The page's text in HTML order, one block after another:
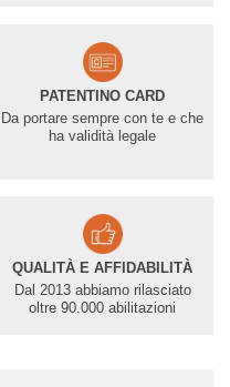
PATENTINO CARD
Da portare sempre con te e che
ha validità legale
QUALITÀ E AFFIDABILITÀ
Dal 2013 abbiamo rilasciato
oltre 90.000 abilitazioni